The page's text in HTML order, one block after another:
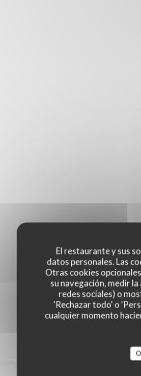
El restaurante y sus
datos personales. Las
Otras cookies
su navegación, medir
redes sociales) o
'Rechazar todo' o
cualquier momento
Las